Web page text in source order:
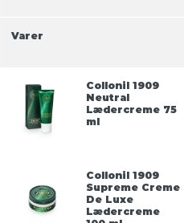
Varer
Collonil 1909
Neutral
Lædercreme 75
ml
Collonil 1909
Supreme Creme
De Luxe
Lædercreme